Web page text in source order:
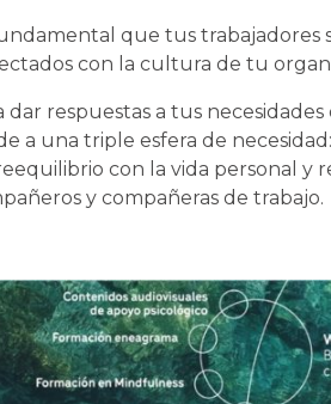
que tus trabajadores
con la cultura de tu
dar respuestas a tus
a una triple esfera de
con la vida personal y
y compañeras de trabajo.